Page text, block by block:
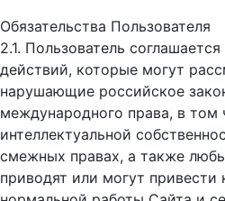
Обязательства Пользователя
2.1. Пользователь
действий, которые могут
нарушающие российское
международного права, в том
интеллектуальной
смежных правах, а также
приводят или могут